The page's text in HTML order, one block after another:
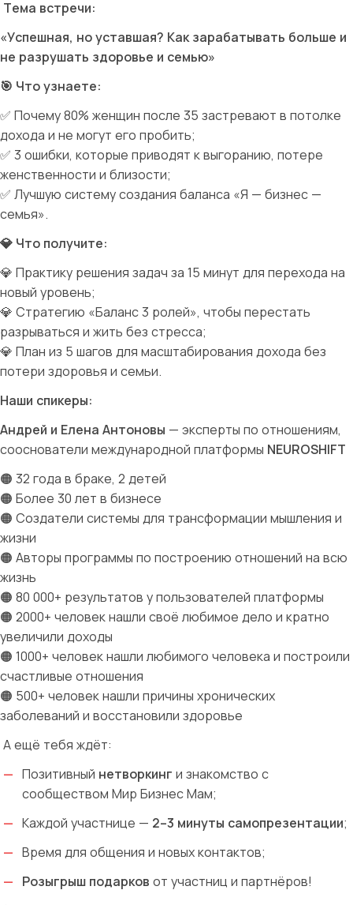
Тема встречи:
«Успешная, но уставшая? Как зарабатывать больше и
не разрушать здоровье и семью»
🎯 Что узнаете:
✅ Почему 80% женщин после 35 застревают в потолке
дохода и не могут его пробить;
✅ 3 ошибки, которые приводят к выгоранию, потере
женственности и близости;
✅ Лучшую систему создания баланса «Я — бизнес —
семья» .
💎 Что получите:
💎 Практику решения задач за 15 минут для перехода на
новый уровень;
💎 Стратегию «Баланс 3 ролей», чтобы перестать
разрываться и жить без стресса;
💎 План из 5 шагов для масштабирования дохода без
потери здоровья и семьи.
Наши спикеры:
Андрей и Елена Антоновы — эксперты по отношениям,
сооснователи международной платформы NEUROSHIFT
🟠 32 года в браке, 2 детей
🟠 Более 30 лет в бизнесе
🟠 Создатели системы для трансформации мышления и
жизни
🟠 Авторы программы по построению отношений на всю
жизнь
🟠 80 000+ результатов у пользователей платформы
🟠 2000+ человек нашли своё любимое дело и кратно
увеличили доходы
🟠 1000+ человек нашли любимого человека и построили
счастливые отношения
🟠 500+ человек нашли причины хронических
заболеваний и восстановили здоровье
А ещё тебя ждёт:
Позитивный нетворкинг и знакомство с
сообществом Мир Бизнес Мам;
Каждой участнице — 2–3 минуты самопрезентации;
Время для общения и новых контактов;
Розыгрыш подарков от участниц и партнёров!